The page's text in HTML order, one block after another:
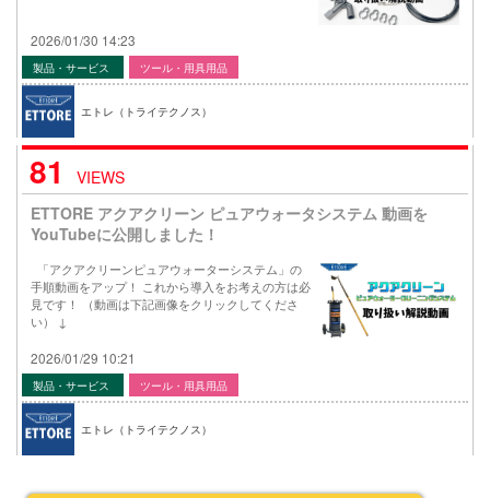
2026/01/30 14:23
製品・サービス ツール・用具用品
エトレ（トライテクノス）
81
VIEWS
ETTORE アクアクリーン ピュアウォータシステム 動画を
YouTubeに公開しました！
「アクアクリーンピュアウォーターシステム」の
手順動画をアップ！ これから導入をお考えの方は必
見です！ （動画は下記画像をクリックしてくださ
い） ↓
2026/01/29 10:21
製品・サービス ツール・用具用品
エトレ（トライテクノス）